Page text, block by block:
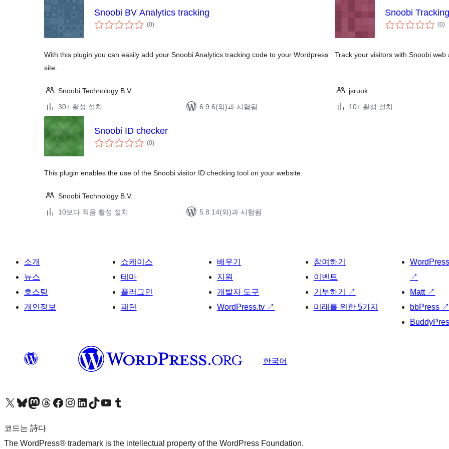
Snoobi BV Analytics tracking
(0전
체)
With this plugin you can easily add your Snoobi Analytics tracking code to your Wordpress
site.
Snoobi Technology B.V.
30+ 활성 설치
6.9.6(와)과 시험됨
Snoobi Tracking
(0전
체)
Track your visitors with Snoobi web
jsruok
10+ 활성 설치
Snoobi ID checker
(0전
체)
This plugin enables the use of the Snoobi visitor ID checking tool on your website.
Snoobi Technology B.V.
10보다 적음 활성 설치
5.8.14(와)과 시험됨
소개
뉴스
호스팅
개인정보
쇼케이스
테마
플러그인
패턴
배우기
지원
개발자 도구
WordPress.tv ↗
참여하기
이벤트
기부하기
↗
미래를 위한 5가지
↗
Matt ↗
bbPress ↗
한국어
X(이전 트위터) 계정 방문하기블루스카이 계정 방문하기마스토돈 계정 방문하기스레드 계정 방문하기 페이스북 페이지 방문하기인스타그램 계정 방문하기 LinkedIn 계정 방문하기틱톡 계정 방문하기유튜브 채널 방문하기 텀블러 계정 방문하기
코드는 詩다
The WordPress® trademark is the intellectual property of the WordPress Foundation.